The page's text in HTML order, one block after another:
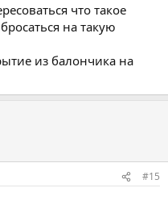
что такое
на такую
из балончика на
#15